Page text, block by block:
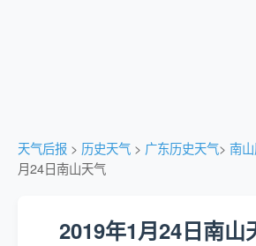
天气后报 > 历史天气 > 广东历史天气> 南
月24日南山天气
2019年1月24日南山